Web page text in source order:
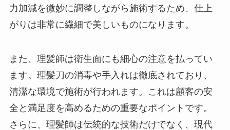
力加減を微妙に調整しながら施術するため、仕上
がりは非常に繊細で美しいものになります。
また、理髪師は衛生面にも細心の注意を払ってい
ます。理髪刀の消毒や手入れは徹底されており、
清潔な環境で施術が行われます。これは顧客の安
全と満足度を高めるための重要なポイントです。
さらに、理髪師は伝統的な技術だけでなく、現代